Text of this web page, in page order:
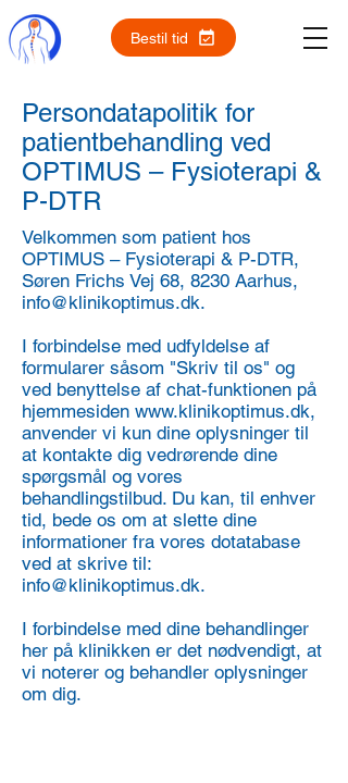
Bestil tid
Persondatapolitik for
patientbehandling ved
OPTIMUS – Fysioterapi &
P-DTR
Velkommen som patient hos
OPTIMUS – Fysioterapi & P-DTR,
Søren Frichs Vej 68, 8230 Aarhus,
info@klinikoptimus.dk.
I forbindelse med udfyldelse af
formularer såsom "Skriv til os" og
ved benyttelse af chat-funktionen på
hjemmesiden www.klinikoptimus.dk,
anvender vi kun dine oplysninger til
at kontakte dig vedrørende dine
spørgsmål og vores
behandlingstilbud. Du kan, til enhver
tid, bede os om at slette dine
informationer fra vores dotatabase
ved at skrive til:
info@klinikoptimus.dk.
I forbindelse med dine behandlinger
her på klinikken er det nødvendigt, at
vi noterer og behandler oplysninger
om dig.